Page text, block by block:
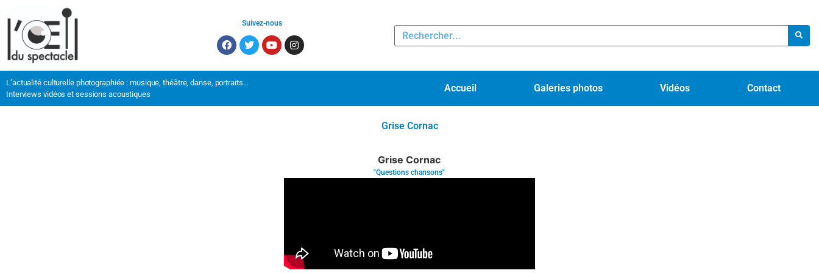
Suivez-nous
L’actualité culturelle photographiée : musique, théâtre, danse, portraits…
Interviews vidéos et sessions acoustiques
Accueil Galeries photos Vidéos Contact
Grise Cornac
Grise Cornac
"Questions chansons"